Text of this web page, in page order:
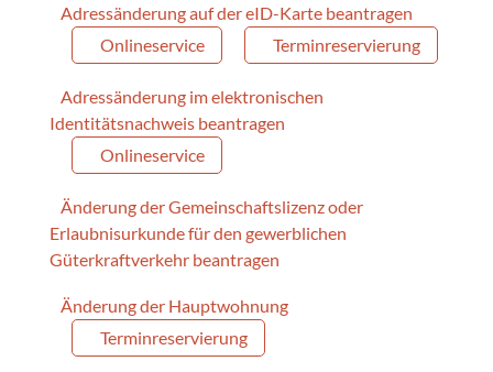
Adressänderung auf der eID-Karte beantragen
Onlineservice
Terminreservierung
Adressänderung im elektronischen
Identitätsnachweis beantragen
Onlineservice
Änderung der Gemeinschaftslizenz oder
Erlaubnisurkunde für den gewerblichen
Güterkraftverkehr beantragen
Änderung der Hauptwohnung
Terminreservierung